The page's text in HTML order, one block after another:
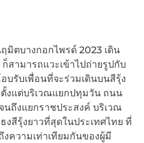
มิตบางกอกไพรด์ 2023 เดิน
สามารถแวะเข้าไปถ่ายรูปกับ
บรับเพื่อนที่จะร่วมเดินบนสีรุ้ง
งแต่บริเวณแยกปทุมวัน ถนน
นถึงแยกราชประสงค์ บริเวณ
งสีรุ้งยาวที่สุดในประเทศไทย ที่
ความเท่าเทียมกันของผู้มี